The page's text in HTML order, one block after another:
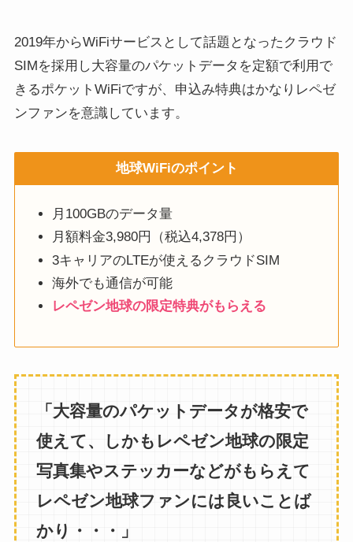
2019年からWiFiサービスとして話題となったクラウド
SIMを採用し大容量のパケットデータを定額で利用で
きるポケットWiFiですが、申込み特典はかなりレペゼ
ンファンを意識しています。
地球WiFiのポイント
月100GBのデータ量
月額料金3,980円（税込4,378円）
3キャリアのLTEが使えるクラウドSIM
海外でも通信が可能
レペゼン地球の限定特典がもらえる
「大容量のパケットデータが格安で
使えて、しかもレペゼン地球の限定
写真集やステッカーなどがもらえて
レペゼン地球ファンには良いことば
かり・・・」